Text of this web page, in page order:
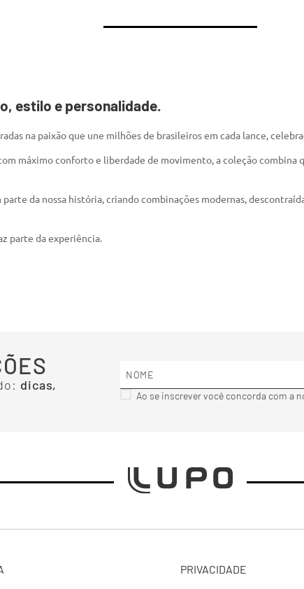
estilo e personalidade.
na paixão que une milhões de brasileiros em cada lance,
máximo conforto e liberdade de movimento, a coleção
parte da nossa história, criando combinações modernas,
parte da experiência.
dicas,
Ao se inscrever você concorda com a
PRIVACIDADE